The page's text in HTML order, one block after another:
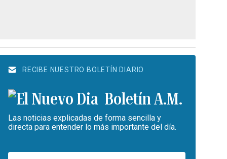
RECIBE NUESTRO BOLETÍN DIARIO
Boletín A.M.
Las noticias explicadas de forma sencilla y
directa para entender lo más importante del día.